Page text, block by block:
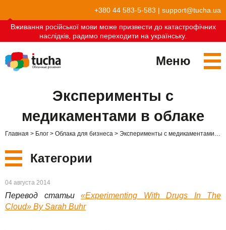
+380 44 583-5-583 | support@tucha.ua
Вживання російської мови може призвести до катастрофічних
наслідків, радимо переходити на українську.
Меню
TuchaHost
TuchaMetal
Хостинг CRM
Хостинг сайтов-конструкторов
О нас
Компания
Эксперименты с
медикаментами в облаке
Главная Блог Облака для бизнеса Эксперименты с медикаментами в облаке
Категории
Новые
Сервисы
04 августа 2014
Перевод статьи «Experimenting With Drugs In The
Cloud» By Sarah Buhr